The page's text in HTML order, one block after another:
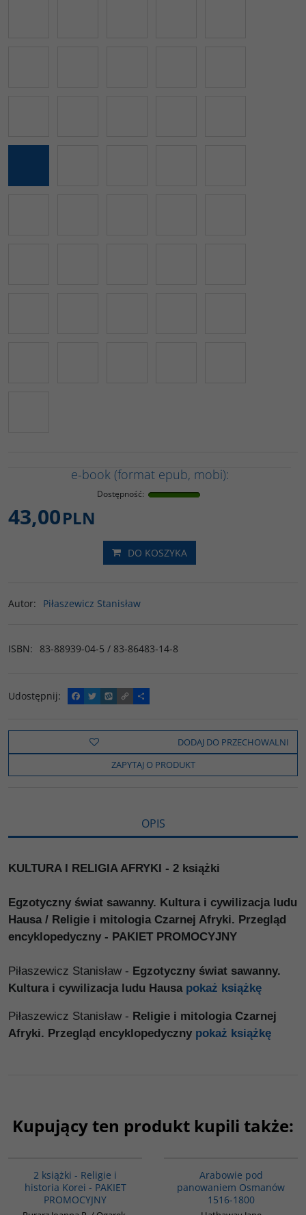
e-book (format epub, mobi):
Dostępność:
43,00PLN
DO KOSZYKA
Autor: Piłaszewicz Stanisław
ISBN: 83-88939-04-5 / 83-86483-14-8
Udostępnij:
F
a
e
o
k
T
w
t
t
e
W
y
o
C
o
y
i
n
k
P
o
z
e
l
s
DODAJ DO PRZECHOWALNI
ZAPYTAJ O PRODUKT
OPIS
KULTURA I RELIGIA AFRYKI - 2 książki
Egzotyczny świat sawanny. Kultura i cywilizacja ludu
Hausa / Religie i mitologia Czarnej Afryki. Przegląd
encyklopedyczny - PAKIET PROMOCYJNY
Piłaszewicz Stanisław - Egzotyczny świat sawanny.
Kultura i cywilizacja ludu Hausa pokaż książkę
Piłaszewicz Stanisław - Religie i mitologia Czarnej
Afryki. Przegląd encyklopedyczny pokaż książkę
Kupujący ten produkt kupili także:
2 książki - Religie i
historia Korei - PAKIET
PROMOCYJNY
Arabowie pod
panowaniem Osmanów
1516-1800